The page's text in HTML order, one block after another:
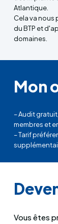
Atlantique.
Cela va nous
du BTP et
domaines.
Mon
– Audit
membres et
– Tarif
Vous êtes